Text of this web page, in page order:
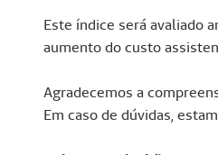
Este índice será avaliado
aumento do custo
Agradecemos a
Em caso de dúvidas,